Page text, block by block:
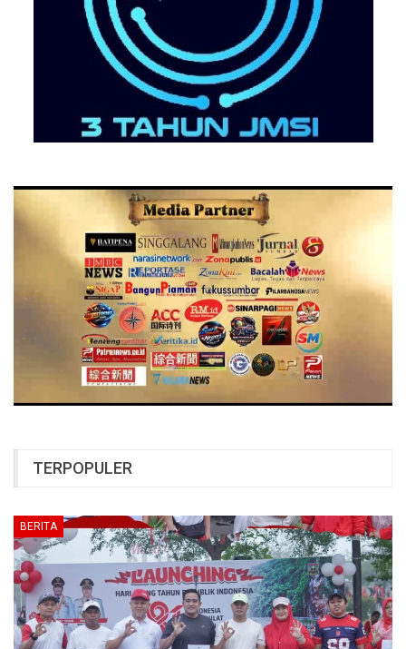
TERPOPULER
BERITA